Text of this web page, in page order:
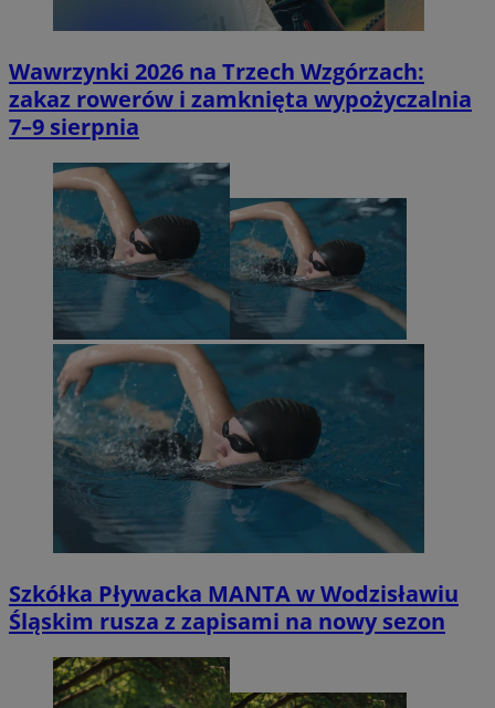
Wawrzynki 2026 na Trzech Wzgórzach:
zakaz rowerów i zamknięta wypożyczalnia
7–9 sierpnia
Szkółka Pływacka MANTA w Wodzisławiu
Śląskim rusza z zapisami na nowy sezon